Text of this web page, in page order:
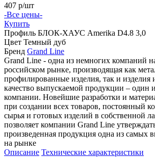
407 р/шт
-Все цены-
Купить
Профиль БЛОК-ХАУС Amerika D4.8 3,0
Цвет Темный дуб
Бренд Grand Line
Grand Line - одна из немногих компаний
российском рынке, производящая как
профилированные изделия, так и
качество выпускаемой продукции – один
компании. Новейшие разработки и
при создании всех товаров, постоянный
сырья и готовых изделий в собственной
позволяет компании Grand Line
произведенная продукция одна из самых
на рынке
Описание Технические характеристики